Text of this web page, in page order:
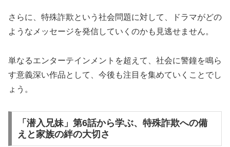
さらに、特殊詐欺という社会問題に対して、ドラマがどの
ようなメッセージを発信していくのかも見逃せません。
単なるエンターテインメントを超えて、社会に警鐘を鳴ら
す意義深い作品として、今後も注目を集めていくことでし
ょう。
「潜入兄妹」第6話から学ぶ、特殊詐欺への備
えと家族の絆の大切さ